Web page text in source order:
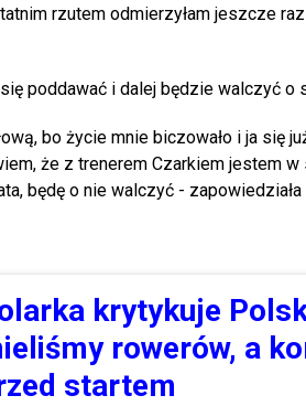
rzutem odmierzyłam jeszcze
poddawać i dalej będzie walczyć o
bo życie mnie biczowało i ja się
że z trenerem Czarkiem jestem
będę o nie walczyć -
krytykuje
rowerów, a
startem